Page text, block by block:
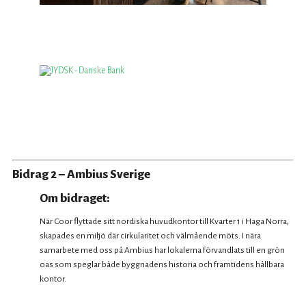
Bidrag 2 – Ambius Sverige
Om bidraget:
När Coor flyttade sitt nordiska huvudkontor till Kvarter 1 i Haga Norra,
skapades en miljö där cirkularitet och välmående möts. I nära
samarbete med oss på Ambius har lokalerna förvandlats till en grön
oas som speglar både byggnadens historia och framtidens hållbara
kontor.